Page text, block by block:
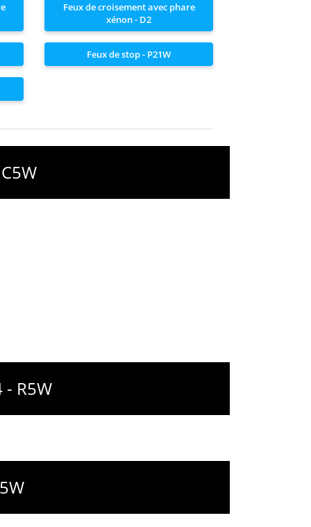
Feux de croisement avec phare
xénon - D2
Feux de stop - P21W
R5W